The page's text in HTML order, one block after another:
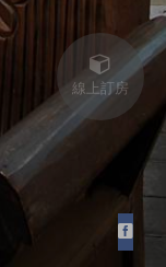
線上訂房